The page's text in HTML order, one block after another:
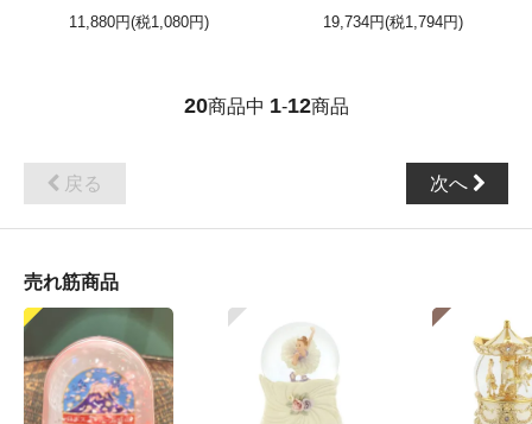
11,880円(税1,080円) 19,734円(税1,794円)
20商品中 1-12商品
戻る 次へ
売れ筋商品